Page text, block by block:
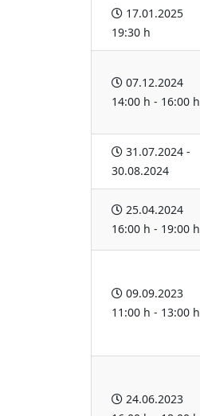
17.01.2025
19:30 h
07.12.2024
14:00 h - 16:00 h
31.07.2024 -
30.08.2024
25.04.2024
16:00 h - 19:00 h
09.09.2023
11:00 h - 13:00 h
24.06.2023